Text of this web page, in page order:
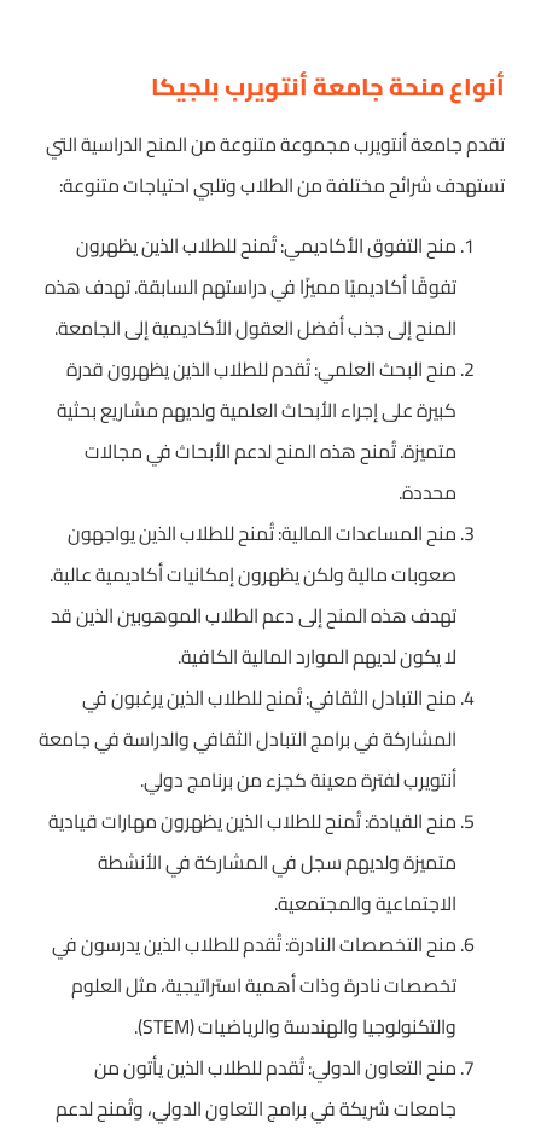
أنواع منحة جامعة أنتويرب بلجيكا
تقدم جامعة أنتويرب مجموعة متنوعة من المنح الدراسية التي
تستهدف شرائح مختلفة من الطلاب وتلبي احتياجات متنوعة:
منح التفوق الأكاديمي: تُمنح للطلاب الذين يظهرون
تفوقًا أكاديميًا مميزًا في دراستهم السابقة. تهدف هذه
المنح إلى جذب أفضل العقول الأكاديمية إلى الجامعة.
منح البحث العلمي: تُقدم للطلاب الذين يظهرون قدرة
كبيرة على إجراء الأبحاث العلمية ولديهم مشاريع بحثية
متميزة. تُمنح هذه المنح لدعم الأبحاث في مجالات
محددة.
منح المساعدات المالية: تُمنح للطلاب الذين يواجهون
صعوبات مالية ولكن يظهرون إمكانيات أكاديمية عالية.
تهدف هذه المنح إلى دعم الطلاب الموهوبين الذين قد
لا يكون لديهم الموارد المالية الكافية.
منح التبادل الثقافي: تُمنح للطلاب الذين يرغبون في
المشاركة في برامج التبادل الثقافي والدراسة في جامعة
أنتويرب لفترة معينة كجزء من برنامج دولي.
منح القيادة: تُمنح للطلاب الذين يظهرون مهارات قيادية
متميزة ولديهم سجل في المشاركة في الأنشطة
الاجتماعية والمجتمعية.
منح التخصصات النادرة: تُقدم للطلاب الذين يدرسون في
تخصصات نادرة وذات أهمية استراتيجية، مثل العلوم
والتكنولوجيا والهندسة والرياضيات (STEM).
منح التعاون الدولي: تُقدم للطلاب الذين يأتون من
جامعات شريكة في برامج التعاون الدولي، وتُمنح لدعم